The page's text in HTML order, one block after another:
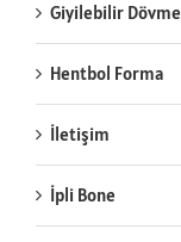
Giyilebilir Dövme
Hentbol Forma
İletişim
İpli Bone